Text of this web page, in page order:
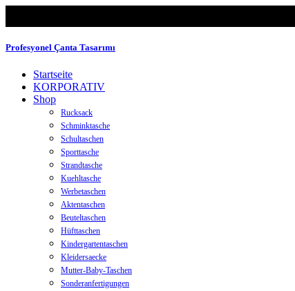
Profesyonel Çanta Tasarımı
Startseite
KORPORATIV
Shop
Rucksack
Schminktasche
Schultaschen
Sporttasche
Strandtasche
Kuehltasche
Werbetaschen
Aktentaschen
Beuteltaschen
Hüfttaschen
Kindergartentaschen
Kleidersaecke
Mutter-Baby-Taschen
Sonderanfertigungen